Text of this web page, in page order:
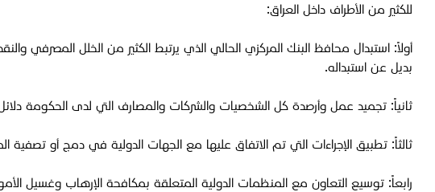
للكثير من الأطراف داخل العراق:
أولاً: استبدال محافظ البنك المركزي الحالي الذي يرتبط الكثير من الخلل المصرفي
بديل عن استبداله.
ثانياً: تجميد عمل وأرصدة كل الشخصيات والشركات والمصارف التي لدى الحكومة
ثالثاً: تطبيق الإجراءات التي تم الاتفاق عليها مع الجهات الدولية في دمج أو
رابعاً: توسيع التعاون مع المنظمات الدولية المتعلقة بمكافحة الإرهاب وغسيل